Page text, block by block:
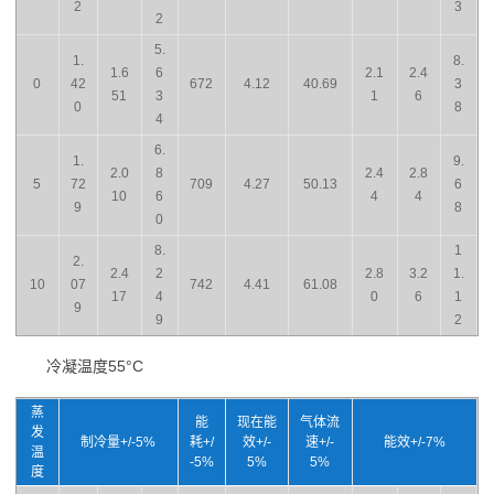
2
2
3
0
1.
42
0
1.6
51
5.
6
3
4
672 4.12 40.69
2.1
1
2.4
6
8.
3
8
5
1.
72
9
2.0
10
6.
8
6
0
709 4.27 50.13
2.4
4
2.8
4
9.
6
8
10
2.
07
9
2.4
17
8.
2
4
9
742 4.41 61.08
2.8
0
3.2
6
1
1.
1
2
冷凝温度55°C
蒸
发
温
度
制冷量+/-5%
能
耗+/
-5%
现在能
效+/-
5%
气体流
速+/-
5%
能效+/-7%